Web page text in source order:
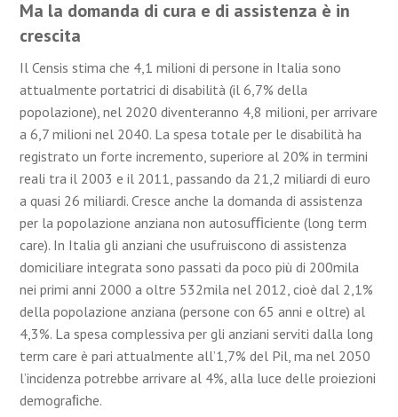
Ma la domanda di cura e di assistenza è in
crescita
Il Censis stima che 4,1 milioni di persone in Italia sono
attualmente portatrici di disabilità (il 6,7% della
popolazione), nel 2020 diventeranno 4,8 milioni, per arrivare
a 6,7 milioni nel 2040. La spesa totale per le disabilità ha
registrato un forte incremento, superiore al 20% in termini
reali tra il 2003 e il 2011, passando da 21,2 miliardi di euro
a quasi 26 miliardi. Cresce anche la domanda di assistenza
per la popolazione anziana non autosuﬃciente (long term
care). In Italia gli anziani che usufruiscono di assistenza
domiciliare integrata sono passati da poco più di 200mila
nei primi anni 2000 a oltre 532mila nel 2012, cioè dal 2,1%
della popolazione anziana (persone con 65 anni e oltre) al
4,3%. La spesa complessiva per gli anziani serviti dalla long
term care è pari attualmente all’1,7% del Pil, ma nel 2050
l’incidenza potrebbe arrivare al 4%, alla luce delle proiezioni
demograﬁche.